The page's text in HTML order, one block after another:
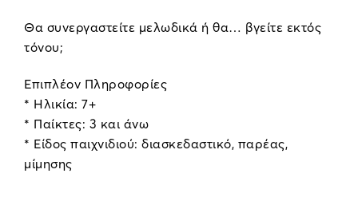
Θα συνεργαστείτε μελωδικά ή θα… βγείτε εκτός
τόνου;
Επιπλέον Πληροφορίες
* Ηλικία: 7+
* Παίκτες: 3 και άνω
* Είδος παιχνιδιού: διασκεδαστικό, παρέας,
μίμησης